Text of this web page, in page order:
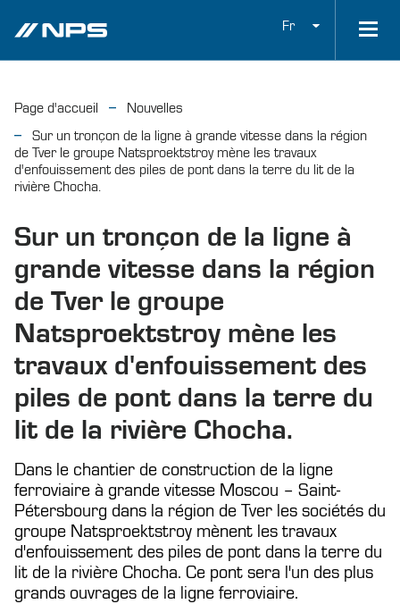
Fr
Page d'accueil
Nouvelles
Sur un tronçon de la ligne à grande vitesse dans la région
de Tver le groupe Natsproektstroy mène les travaux
d'enfouissement des piles de pont dans la terre du lit de la
rivière Chocha.
Sur un tronçon de la ligne à
grande vitesse dans la région
de Tver le groupe
Natsproektstroy mène les
travaux d'enfouissement des
piles de pont dans la terre du
lit de la rivière Chocha.
Dans le chantier de construction de la ligne
ferroviaire à grande vitesse Moscou – Saint-
Pétersbourg dans la région de Tver les sociétés du
groupe Natsproektstroy mènent les travaux
d'enfouissement des piles de pont dans la terre du
lit de la rivière Chocha. Ce pont sera l'un des plus
grands ouvrages de la ligne ferroviaire.